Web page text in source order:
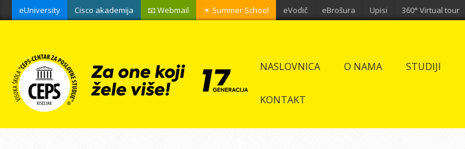
eUniversity Cisco akademija 📧 Webmail ☀ Summer School eVodič eBrošura Upisi 360° Virtual tour
NASLOVNICA O NAMA STUDIJI
KONTAKT